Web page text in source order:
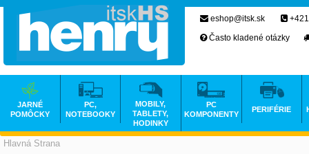
Hlavná Strana
eshop@itsk.sk
Často kladené otázky
JARNÉ
POMÔCKY
PC,
NOTEBOOKY
MOBILY,
TABLETY,
HODINKY
PC
KOMPONENTY
PERIFÉRIE